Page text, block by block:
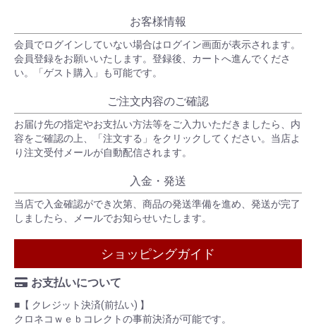
お客様情報
会員でログインしていない場合はログイン画面が表示されます。
会員登録をお願いいたします。登録後、カートへ進んでくださ
い。「ゲスト購入」も可能です。
ご注文内容のご確認
お届け先の指定やお支払い方法等をご入力いただきましたら、内
容をご確認の上、「注文する」をクリックしてください。当店よ
り注文受付メールが自動配信されます。
入金・発送
当店で入金確認ができ次第、商品の発送準備を進め、発送が完了
しましたら、メールでお知らせいたします。
ショッピングガイド
お支払いについて
■【 クレジット決済(前払い) 】
クロネコｗｅｂコレクトの事前決済が可能です。